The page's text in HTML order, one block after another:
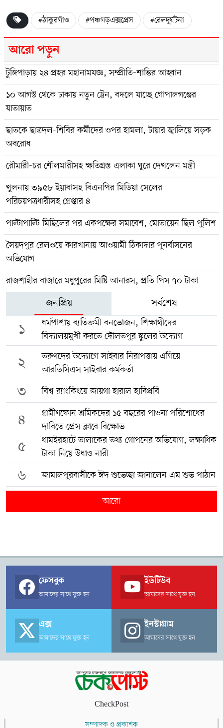
#ঠাকুরগাঁও #পঞ্চগড়এক্সপ্রেস #রেলদুর্ঘটনা
আরো পড়ুন
টুঙ্গিপাড়ায় ২৪ প্রহর মহানামযজ্ঞ, সম্প্রীতি-শান্তির আহ্বান
১০ আগস্ট থেকে ঢাকায় নতুন ট্রেন, বদলে যাচ্ছে গোপালগঞ্জের
যাতায়াত
ছাতকে ছাত্রদল-শিবির কর্মীদের ওপর হামলা, টায়ার জ্বালিয়ে সড়ক
অবরোধ
রৌমারী-চর শৌলমারীসহ ক্ষতিগ্রস্ত এলাকা ঘুরে দেখলেন মন্ত্রী
খুলনায় ৩৯৫৮ ইয়াবাসহ বিএনপির মিডিয়া সেলের
পরিচয়পত্রধারীসহ গ্রেপ্তার ৪
পাল্টাপাল্টি মিছিলের পর একপক্ষের সমাবেশ, মোতায়েন ছিল পুলিশ
সৈয়দপুর রেলওয়ে কারখানায় আওয়ামী ঠিকাদার পুনর্বাসনের
অভিযোগ
রাজশাহীর বাজারে মধুপুরের মিষ্টি আনারস, প্রতি পিস ৭০ টাকা
জনপ্রিয় সর্বশেষ
১
ধর্মপাশায় ব্যতিক্রমী বনভোজন, শিক্ষার্থীদের
বিদ্যালয়মুখী করতে দৌলতপুর স্কুলের উদ্যোগ
২
তরুণদের উদ্যোগে সাইবার নিরাপত্তায় এগিয়ে
আরডিসিএস সাইবার কর্মকর্তা
৩ বিশ্ব র‍্যাংকিংয়ে জায়গা হারাল হাবিপ্রবি
৪
গ্রামীণফোন শ্রমিকদের ১৫ বছরের পাওনা পরিশোধের
দাবিতে প্রেস ক্লাবে বিক্ষোভ
৫
ধামইরহাটে তালাকের তথ্য গোপনের অভিযোগ, লক্ষাধিক
টাকা নিয়ে উধাও নারী
৬ জামালপুরবাসীকে ঈদ শুভেচ্ছা জানালেন এম শুভ পাঠান
আরো
ফেসবুক
আমাদের সাথে যুক্ত হন
ইউটিউব
আমাদের সাথে যুক্ত হন
এক্স
আমাদের সাথে যুক্ত হন
ইনস্টাগ্রাম
আমাদের সাথে যুক্ত হন
CheckPost
সম্পাদক ও প্রকাশক